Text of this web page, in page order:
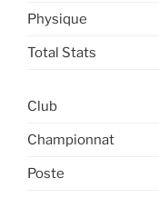
Physique
Total Stats
Club
Championnat
Poste